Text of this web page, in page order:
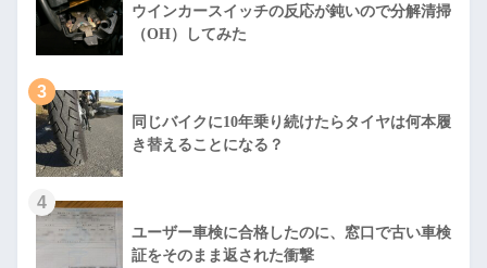
ウインカースイッチの反応が鈍いので分解清掃
（OH）してみた
3
同じバイクに10年乗り続けたらタイヤは何本履
き替えることになる？
4
ユーザー車検に合格したのに、窓口で古い車検
証をそのまま返された衝撃